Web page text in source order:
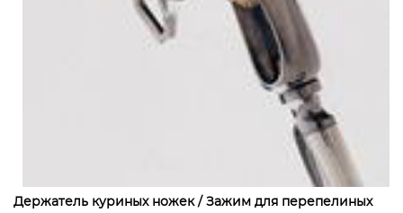
Держатель куриных ножек / Зажим для перепелиных